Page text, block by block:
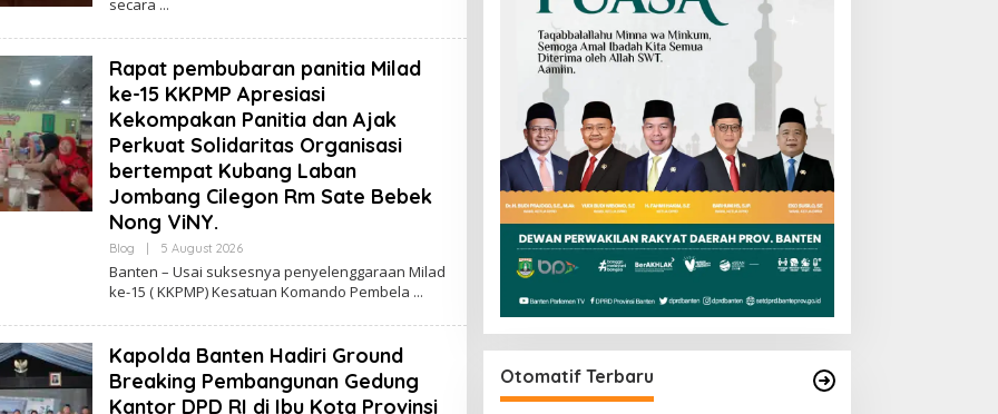
secara
Rapat pembubaran panitia Milad
ke-15 KKPMP Apresiasi
Kekompakan Panitia dan Ajak
Perkuat Solidaritas Organisasi
bertempat Kubang Laban
Jombang Cilegon Rm Sate Bebek
Nong ViNY.
Blog 5 August 2026By
Banten – Usai suksesnya penyelenggaraan Milad
ke-15 ( KKPMP) Kesatuan Komando Pembela
Kapolda Banten Hadiri Ground
Breaking Pembangunan Gedung
Kantor DPD RI di Ibu Kota Provinsi
Otomatif Terbaru